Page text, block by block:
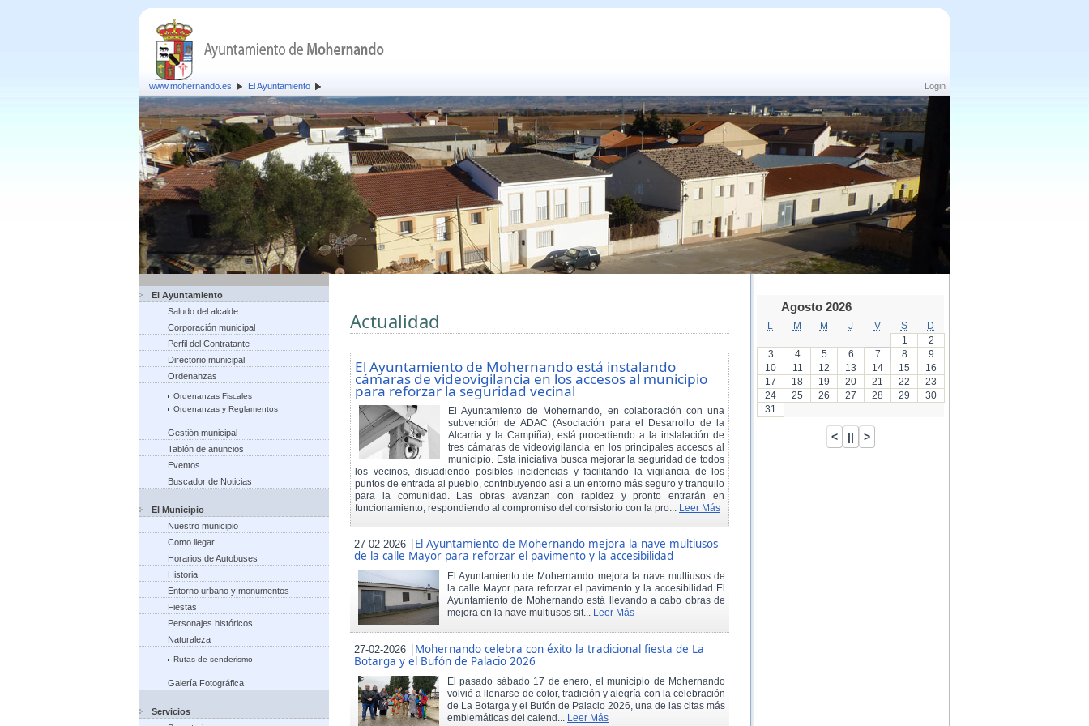
Login
www.mohernando.es El Ayuntamiento
El Ayuntamiento
Saludo del alcalde
Corporación municipal
Perfil del Contratante
Directorio municipal
Ordenanzas
Ordenanzas Fiscales
Ordenanzas y Reglamentos
Gestión municipal
Tablón de anuncios
Eventos
Buscador de Noticias
El Municipio
Nuestro municipio
Como llegar
Horarios de Autobuses
Historia
Entorno urbano y monumentos
Fiestas
Personajes históricos
Naturaleza
Rutas de senderismo
Galería Fotográfica
Servicios
Actualidad
El Ayuntamiento de Mohernando está instalando
cámaras de videovigilancia en los accesos al municipio
para reforzar la seguridad vecinal
El Ayuntamiento de Mohernando, en colaboración con una
subvención de ADAC (Asociación para el Desarrollo de la
Alcarria y la Campiña), está procediendo a la instalación de
tres cámaras de videovigilancia en los principales accesos al
municipio. Esta iniciativa busca mejorar la seguridad de todos
los vecinos, disuadiendo posibles incidencias y facilitando la vigilancia de los
puntos de entrada al pueblo, contribuyendo así a un entorno más seguro y tranquilo
para la comunidad. Las obras avanzan con rapidez y pronto entrarán en
funcionamiento, respondiendo al compromiso del consistorio con la pro... Leer Más
27-02-2026 |El Ayuntamiento de Mohernando mejora la nave multiusos
de la calle Mayor para reforzar el pavimento y la accesibilidad
El Ayuntamiento de Mohernando mejora la nave multiusos de
la calle Mayor para reforzar el pavimento y la accesibilidad El
Ayuntamiento de Mohernando está llevando a cabo obras de
mejora en la nave multiusos sit... Leer Más
27-02-2026 |Mohernando celebra con éxito la tradicional fiesta de La
Botarga y el Bufón de Palacio 2026
El pasado sábado 17 de enero, el municipio de Mohernando
volvió a llenarse de color, tradición y alegría con la celebración
de La Botarga y el Bufón de Palacio 2026, una de las citas más
emblemáticas del calend... Leer Más
Agosto 2026
M M J V S
D
1
2
3
4 5 6 7 8
9
10
11 12 13 14 15
16
17
18 19 20 21 22
23
24
25 26 27 28 29
30
31